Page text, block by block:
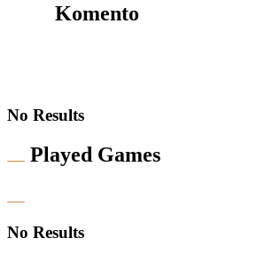
Komento
No Results
Played Games
No Results